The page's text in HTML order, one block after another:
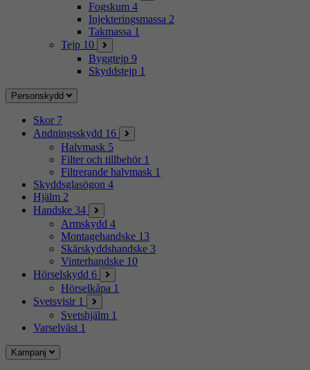
Fogskum 4
Injekteringsmassa 2
Takmassa 1
Tejp 10
Byggtejp 9
Skyddstejp 1
Personskydd
Skor 7
Andningsskydd 16
Halvmask 5
Filter och tillbehör 1
Filtrerande halvmask 1
Skyddsglasögon 4
Hjälm 2
Handske 34
Armskydd 4
Montagehandske 13
Skärskyddshandske 3
Vinterhandske 10
Hörselskydd 6
Hörselkåpa 1
Svetsvisir 1
Svetshjälm 1
Varselväst 1
Kampanj